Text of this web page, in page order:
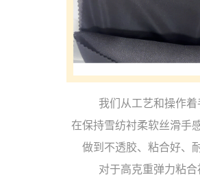
我们从工艺和操作着
在保持雪纺衬柔软丝滑手
做到不透胶、粘合好、
对于高克重弹力粘合